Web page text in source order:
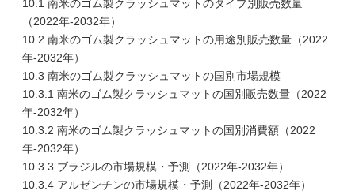
10.1 南米のゴム製クラッシュマットのタイプ別販売数量
（2022年-2032年）
10.2 南米のゴム製クラッシュマットの用途別販売数量（2022
年-2032年）
10.3 南米のゴム製クラッシュマットの国別市場規模
10.3.1 南米のゴム製クラッシュマットの国別販売数量（2022
年-2032年）
10.3.2 南米のゴム製クラッシュマットの国別消費額（2022
年-2032年）
10.3.3 ブラジルの市場規模・予測（2022年-2032年）
10.3.4 アルゼンチンの市場規模・予測（2022年-2032年）